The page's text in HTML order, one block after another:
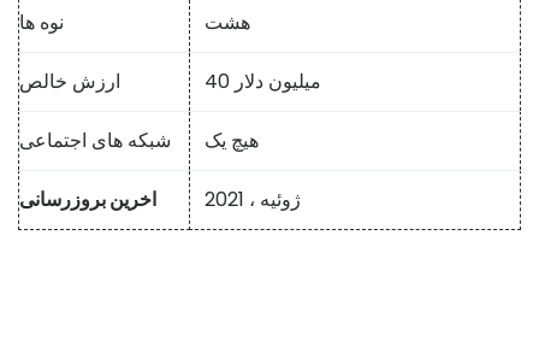
نوه ها هشت
ارزش خالص 40 میلیون دلار
شبکه های اجتماعی هیچ یک
اخرین بروزرسانی ژوئیه ، 2021